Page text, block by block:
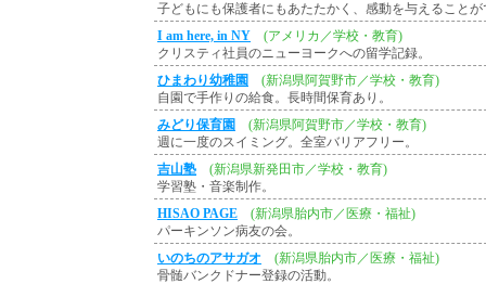
子どもにも保護者にもあたたかく、感動を与えること
I am here, in NY
(アメリカ／学校・教育)
クリスティ社員のニューヨークへの留学記録。
ひまわり幼稚園
(新潟県阿賀野市／学校・教育)
自園で手作りの給食。長時間保育あり。
みどり保育園
(新潟県阿賀野市／学校・教育)
週に一度のスイミング。全室バリアフリー。
吉山塾
(新潟県新発田市／学校・教育)
学習塾・音楽制作。
HISAO PAGE
(新潟県胎内市／医療・福祉)
パーキンソン病友の会。
いのちのアサガオ
(新潟県胎内市／医療・福祉)
骨髄バンクドナー登録の活動。